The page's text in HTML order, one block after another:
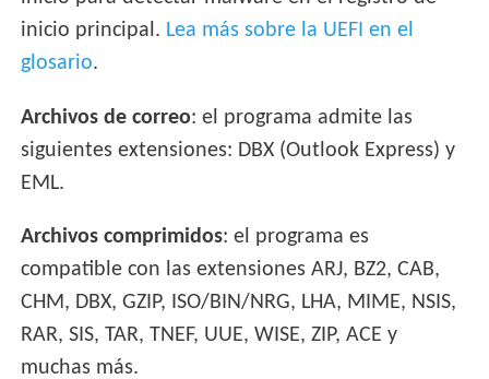
inicio principal. Lea más sobre la UEFI en el
glosario.
Archivos de correo: el programa admite las
siguientes extensiones: DBX (Outlook Express) y
EML.
Archivos comprimidos: el programa es
compatible con las extensiones ARJ, BZ2, CAB,
CHM, DBX, GZIP, ISO/BIN/NRG, LHA, MIME, NSIS,
RAR, SIS, TAR, TNEF, UUE, WISE, ZIP, ACE y
muchas más.